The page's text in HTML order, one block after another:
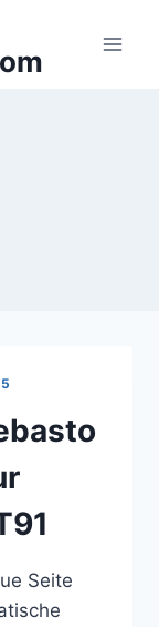
Seite